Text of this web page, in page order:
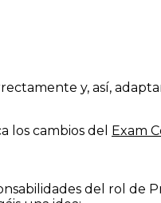
y, así,
los cambios del Exam
del rol de